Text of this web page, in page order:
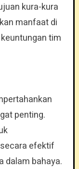
kura-kura
manfaat di
tim
penting.
efektif
dalam bahaya.